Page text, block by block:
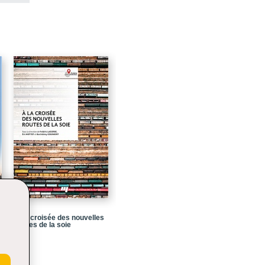
538
584
644
676
708
754
À la croisée des nouvelles
routes de la soie